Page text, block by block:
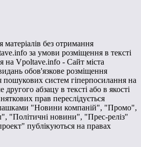
без отримання
за умови розміщення в тексті
на Vpoltave.info - Сайт міста
обов'язкове розміщення
пошукових систем гіперпосилання на
другого абзацу в тексті або в якості
прав переслідується
"Новини компаній", "Промо",
"Політичні новини", "Прес-реліз"
публікуються на правах